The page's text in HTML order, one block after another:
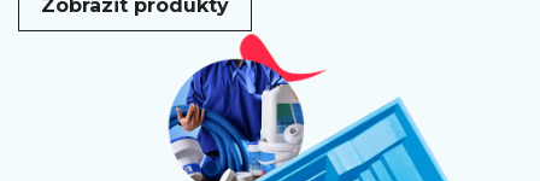
Zobrazit produkty